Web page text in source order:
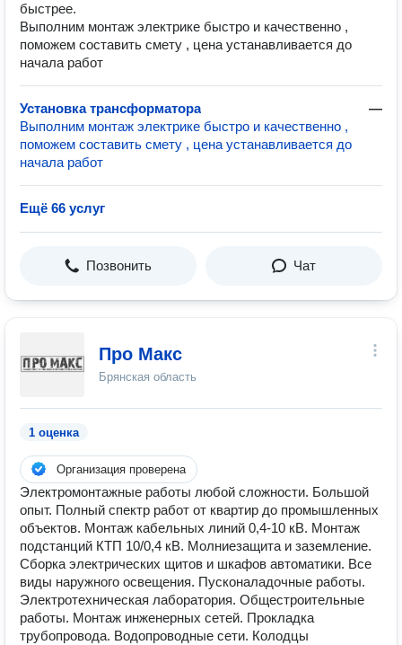
быстрее.
Выполним монтаж электрике быстро и качественно ,
поможем составить смету , цена устанавливается до
начала работ
Установка трансформатора
—
Выполним монтаж электрике быстро и качественно ,
поможем составить смету , цена устанавливается до
начала работ
Ещё 66 услуг
Позвонить Чат
Про Макс
Брянская область
1 оценка
Организация проверена
Электромонтажные работы любой сложности. Большой
опыт. Полный спектр работ от квартир до промышленных
объектов. Монтаж кабельных линий 0,4-10 кВ. Монтаж
подстанций КТП 10/0,4 кВ. Молниезащита и заземление.
Сборка электрических щитов и шкафов автоматики. Все
виды наружного освещения. Пусконаладочные работы.
Электротехническая лаборатория. Общестроительные
работы. Монтаж инженерных сетей. Прокладка
трубопровода. Водопроводные сети. Колодцы